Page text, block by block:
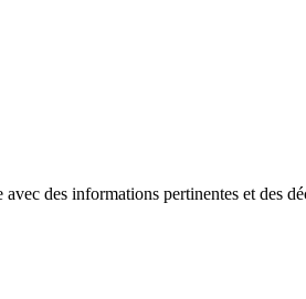
des informations pertinentes et des